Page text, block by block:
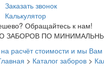
Заказать звонок
Калькулятор
Обращайтесь к нам!
ЗАБОРОВ ПО
на расчёт стоимости и мы
> Каталог заборов >